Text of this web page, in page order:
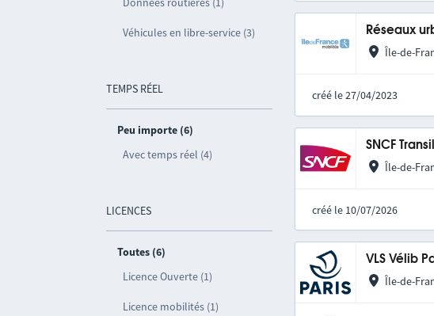
Véhicules en libre-service (3)
TEMPS RÉEL
Peu importe (6)
Avec temps réel (4)
LICENCES
Toutes (6)
Licence Ouverte (1)
Licence mobilités (1)
Réseaux
Île-de-
créé le 27/04/2023
SNCF
Île-de-
créé le 10/07/2026
VLS Vélib
Île-de-